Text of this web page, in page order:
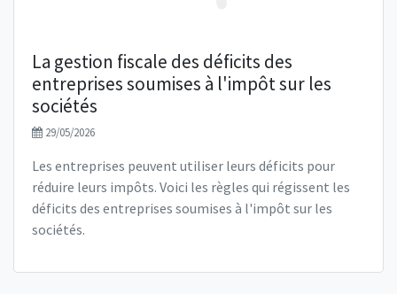
La gestion fiscale des déficits des
entreprises soumises à l'impôt sur les
sociétés
29/05/2026
Les entreprises peuvent utiliser leurs déficits pour
réduire leurs impôts. Voici les règles qui régissent les
déficits des entreprises soumises à l'impôt sur les
sociétés.